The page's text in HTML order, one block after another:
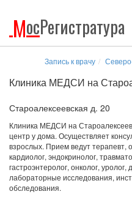
МосРегистратура
Запись к врачу
Клиника МЕДСИ на
Староалексеевская д. 20
Клиника МЕДСИ на
центр у дома. Осуществляет
взрослых. Прием ведут терапевт,
кардиолог, эндокринолог,
гастроэнтеролог, онколог,
лабораторные исследования,
обследования.